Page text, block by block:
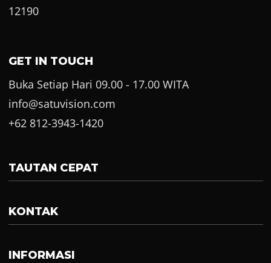
12190
GET IN TOUCH
Buka Setiap Hari 09.00 - 17.00 WITA
info@satuvision.com
+62 812-3943-1420
TAUTAN CEPAT
KONTAK
INFORMASI